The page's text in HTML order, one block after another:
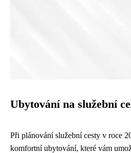
Ubytování na služební
Při plánování služební cesty v roce
komfortní ubytování, které vám